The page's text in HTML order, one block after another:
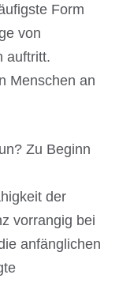
Form
von
auftritt.
Menschen an
Zu Beginn
der
vorrangig bei
anfänglichen